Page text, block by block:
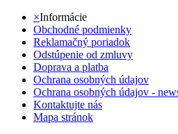
×Informácie
Obchodné podmienky
Reklamačný poriadok
Odstúpenie od zmluvy
Doprava a platba
Ochrana osobných údajov
Ochrana osobných údajov -
Kontaktujte nás
Mapa stránok